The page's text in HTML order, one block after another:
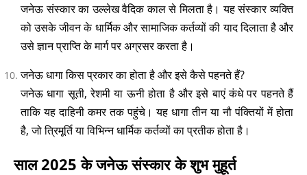
जनेऊ संस्कार का उल्लेख वैदिक काल से मिलता है। यह संस्कार व्यक्ति
को उसके जीवन के धार्मिक और सामाजिक कर्तव्यों की याद दिलाता है और
उसे ज्ञान प्राप्ति के मार्ग पर अग्रसर करता है।
जनेऊ धागा किस प्रकार का होता है और इसे कैसे पहनते हैं?
जनेऊ धागा सूती, रेशमी या ऊनी होता है और इसे बाएं कंधे पर पहनते हैं
ताकि यह दाहिनी कमर तक पहुंचे। यह धागा तीन या नौ पंक्तियों में होता
है, जो त्रिमूर्ति या विभिन्न धार्मिक कर्तव्यों का प्रतीक होता है।
साल 2025 के जनेऊ संस्कार के शुभ मुहूर्त